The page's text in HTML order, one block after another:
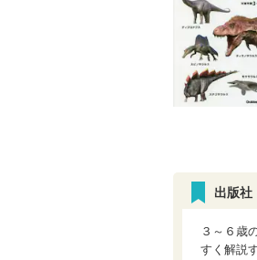
出版社
３～６歳
すく解説